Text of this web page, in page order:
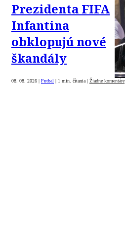
Prezidenta FIFA
Infantina
obklopujú nové
škandály
08. 08. 2026 | Futbal | 1 min. čítania | Žiadne komentáre